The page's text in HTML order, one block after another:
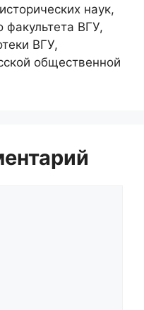
наук,
факультета ВГУ,
ВГУ,
общественной